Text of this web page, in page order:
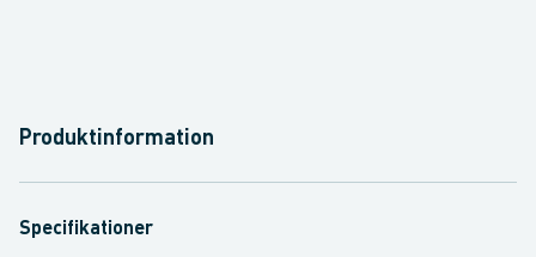
Produktinformation
Specifikationer